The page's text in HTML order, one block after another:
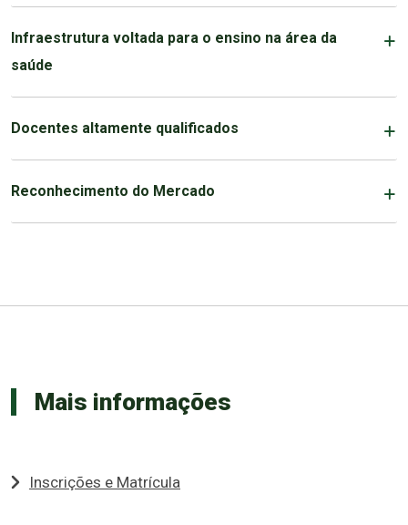
Infraestrutura voltada para o ensino na área da
saúde
Docentes altamente qualificados
Reconhecimento do Mercado
Mais informações
Inscrições e Matrícula